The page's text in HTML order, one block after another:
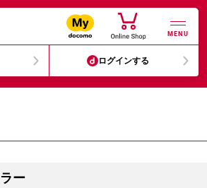
MENU
ログインする
ー